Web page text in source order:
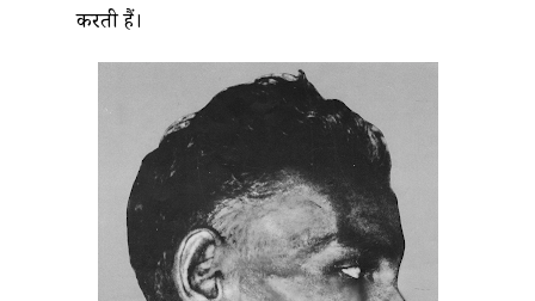
करती हैं।